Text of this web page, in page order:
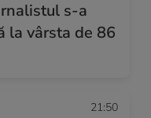
s-a
la vârsta de 86
21:50